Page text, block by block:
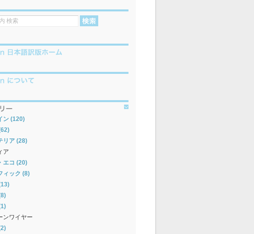
ン (120)
リア (28)
ア
エコ (20)
ィック (8)
ンワイヤー